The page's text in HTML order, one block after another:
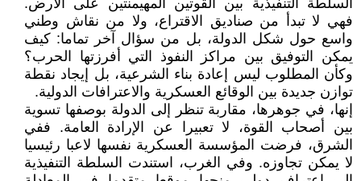
السلطة التنفيذية بين القوتين المهيمنتين على الأرض.
فهي لا تبدأ من صناديق الاقتراع، ولا من نقاش وطني
واسع حول شكل الدولة، بل من سؤال آخر تماما: كيف
يمكن التوفيق بين مراكز النفوذ التي أفرزتها الحرب؟
وكأن المطلوب ليس إعادة بناء الشرعية، بل إيجاد نقطة
توازن جديدة بين الوقائع العسكرية والاعترافات الدولية.
إنها، في جوهرها، مقاربة تنظر إلى الدولة بوصفها تسوية
بين أصحاب القوة، لا تعبيرا عن الإرادة العامة. ففي
الشرق، فرضت المؤسسة العسكرية نفسها لاعبا رئيسيا
لا يمكن تجاوزه. وفي الغرب، استندت السلطة التنفيذية